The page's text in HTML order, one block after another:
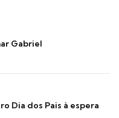
Gabriel
Dia dos Pais à espera